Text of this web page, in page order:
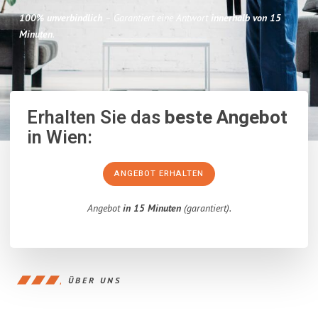
100% unverbindlich – Garantiert eine Antwort
innerhalb von 15
Minuten.
Erhalten Sie dasbeste Angebot
in Wien:
ANGEBOT ERHALTEN
Angebotin 15 Minuten(garantiert).
ÜBER UNS